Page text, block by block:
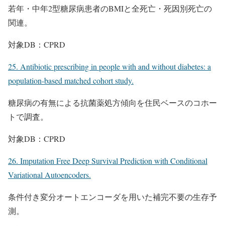
若年・中年2型糖尿病患者のBMIと全死亡・死因別死亡の
関連。
対象DB：CPRD
25. Antibiotic prescribing in people with and without diabetes: a
population-based matched cohort study.
糖尿病の有無による抗菌薬処方傾向を住民ベースのコホー
トで調査。
対象DB：CPRD
26. Imputation Free Deep Survival Prediction with Conditional
Variational Autoencoders.
条件付き変分オートエンコーダを用いた補完不要の生存予
測。